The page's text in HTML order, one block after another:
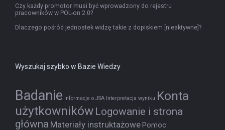
Czy każdy promotor musi być wprowadzony do rejestru
pracowników w POL-on 2.0?
Dlaczego pośród jednostek widzę takie z dopiskiem [nieaktywne]?
Wyszukaj szybko w Bazie Wiedzy
Badanie Informacje o JSA Interpretacja wyniku Konta
użytkowników Logowanie i strona
główna Materiały instruktażowe Pomoc